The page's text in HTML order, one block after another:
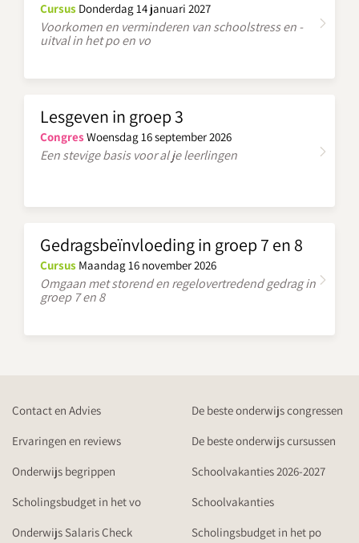
Cursus Donderdag 14 januari 2027
Voorkomen en verminderen van schoolstress en -
uitval in het po en vo
Lesgeven in groep 3
Congres Woensdag 16 september 2026
Een stevige basis voor al je leerlingen
Gedragsbeïnvloeding in groep 7 en 8
Cursus Maandag 16 november 2026
Omgaan met storend en regelovertredend gedrag in
groep 7 en 8
Contact en Advies
De beste onderwijs congressen
Ervaringen en reviews
De beste onderwijs cursussen
Onderwijs begrippen
Schoolvakanties 2026-2027
Scholingsbudget in het vo
Schoolvakanties
Onderwijs Salaris Check
Scholingsbudget in het po